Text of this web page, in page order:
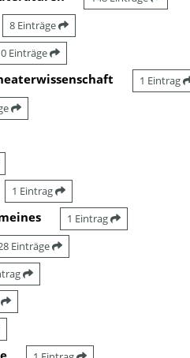
8 Einträge
Einträge
1 Eintrag
1 Eintrag
1 Eintrag
Einträge